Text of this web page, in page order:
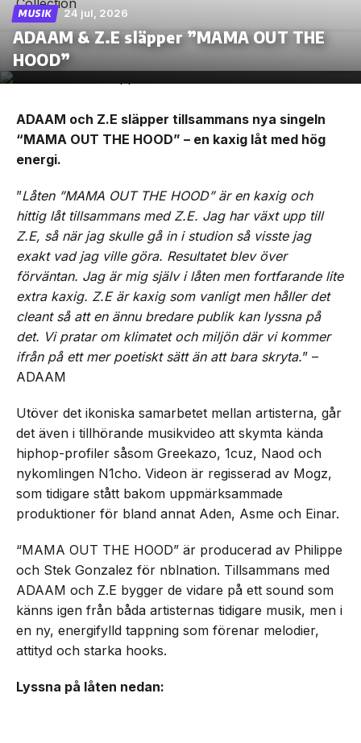
MUSIK 24 jul, 2026
ADAAM & Z.E släpper ”MAMA OUT THE
HOOD”
ADAAM och Z.E släpper tillsammans nya singeln
“MAMA OUT THE HOOD” – en kaxig låt med hög
energi.
”Låten ”MAMA OUT THE HOOD” är en kaxig och
hittig låt tillsammans med Z.E. Jag har växt upp till
Z.E, så när jag skulle gå in i studion så visste jag
exakt vad jag ville göra. Resultatet blev över
förväntan. Jag är mig själv i låten men fortfarande lite
extra kaxig. Z.E är kaxig som vanligt men håller det
cleant så att en ännu bredare publik kan lyssna på
det. Vi pratar om klimatet och miljön där vi kommer
ifrån på ett mer poetiskt sätt än att bara skryta.” –
ADAAM
Utöver det ikoniska samarbetet mellan artisterna, går
det även i tillhörande musikvideo att skymta kända
hiphop-profiler såsom Greekazo, 1cuz, Naod och
nykomlingen N1cho. Videon är regisserad av Mogz,
som tidigare stått bakom uppmärksammade
produktioner för bland annat Aden, Asme och Einar.
“MAMA OUT THE HOOD” är producerad av Philippe
och Stek Gonzalez för nblnation. Tillsammans med
ADAAM och Z.E bygger de vidare på ett sound som
känns igen från båda artisternas tidigare musik, men i
en ny, energifylld tappning som förenar melodier,
attityd och starka hooks.
Lyssna på låten nedan: